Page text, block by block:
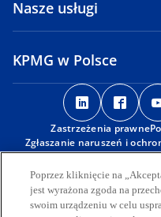
Nasze usługi
KPMG w Polsce
o
p
e
n
s
i
n
o
p
e
n
s
i
n
Zastrzeżenia prawne
Zgłaszanie naruszeń i
© 2026 KPMG Sp. z o.o.,
odpowiedzialnością i członek
się z niezależnych spółek
Poprzez kliknięcie na
jest wyrażona zgoda na
swoim urządzeniu w celu